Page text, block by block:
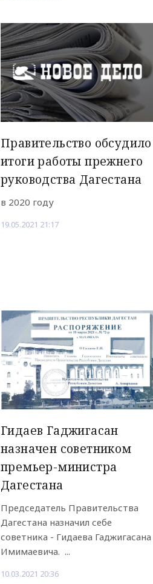
Правительство обсудило
итоги работы прежнего
руководства Дагестана
в 2020 году
19.05.2021 21:17
Гидаев Гаджигасан
назначен советником
премьер-министра
Дагестана
Председатель Правительства
Дагестана назначил себе
советника - Гидаева Гаджигасана
Имимаевича. ...
10.03.2021 20:36